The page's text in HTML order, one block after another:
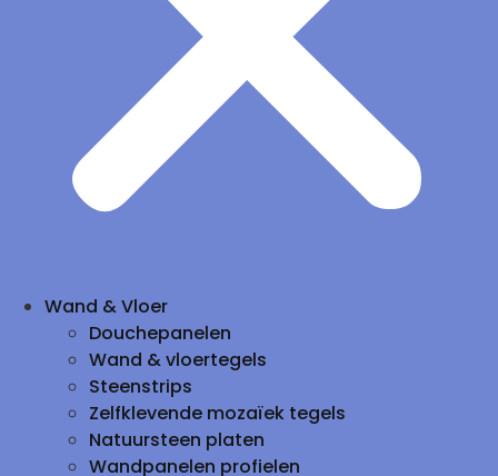
Wand & Vloer
Douchepanelen
Wand & vloertegels
Steenstrips
Zelfklevende mozaïek tegels
Natuursteen platen
Wandpanelen profielen